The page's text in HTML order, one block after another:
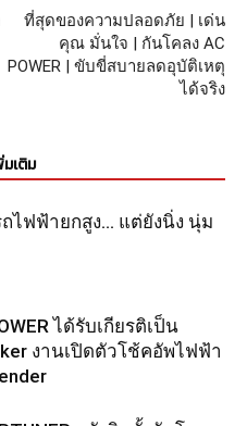
ที่สุดของความปลอดภัย | เด่น
คุณ มั่นใจ | กันโคลง AC
POWER | ขับขี่สบายลดอุบัติเหตุ
ได้จริง
เติม
ถไฟฟ้ายกสูง… แต่ยังนิ่ง นุ่ม
ได้รับเกียรติเป็น
งานเปิดตัวโช้คอัพไฟฟ้า